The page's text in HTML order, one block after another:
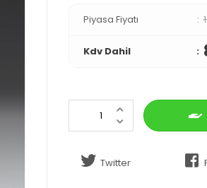
Piyasa Fiyatı
Kdv Dahil
Twitter